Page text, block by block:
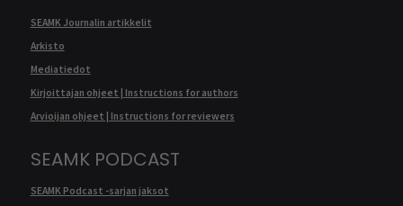
SEAMK Journalin artikkelit
Arkisto
Mediatiedot
Kirjoittajan ohjeet | Instructions for authors
Arvioijan ohjeet | Instructions for reviewers
SEAMK PODCAST
SEAMK Podcast -sarjan jaksot